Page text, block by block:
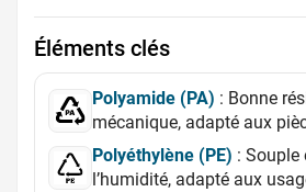
Éléments clés
Polyamide (PA) : Bonne
mécanique, adapté aux
Polyéthylène (PE) : Souple
l’humidité, adapté aux